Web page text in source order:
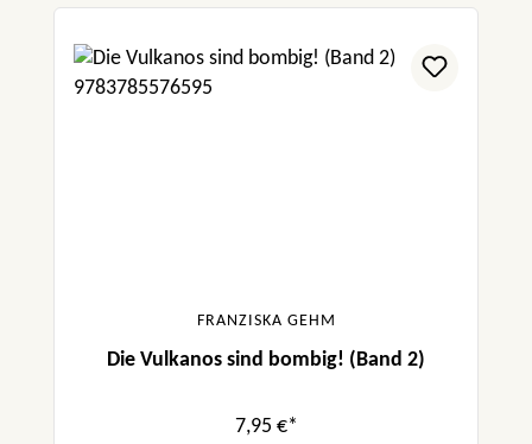
FRANZISKA GEHM
Die Vulkanos sind bombig! (Band 2)
7,95 €*